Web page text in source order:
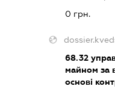
0 грн.
68.32
майном за
основі